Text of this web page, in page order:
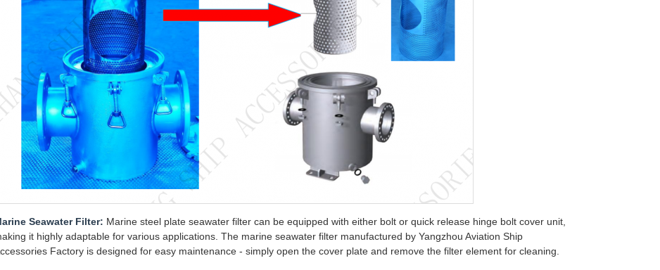
Seawater Filter: Marine steel plate seawater filter can be equipped with either bolt or quick release hinge bolt cover unit,
it highly adaptable for various applications. The marine seawater filter manufactured by Yangzhou Aviation Ship
Factory is designed for easy maintenance - simply open the cover plate and remove the filter element for cleaning.